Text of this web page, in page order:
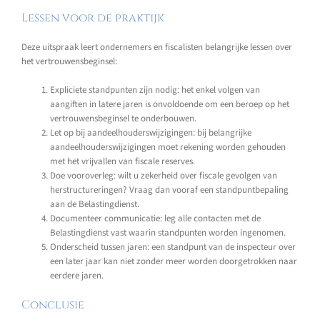
Lessen voor de praktijk
Deze uitspraak leert ondernemers en fiscalisten belangrijke lessen over
het vertrouwensbeginsel:
Expliciete standpunten zijn nodig: het enkel volgen van
aangiften in latere jaren is onvoldoende om een beroep op het
vertrouwensbeginsel te onderbouwen.
Let op bij aandeelhouderswijzigingen: bij belangrijke
aandeelhouderswijzigingen moet rekening worden gehouden
met het vrijvallen van fiscale reserves.
Doe vooroverleg: wilt u zekerheid over fiscale gevolgen van
herstructureringen? Vraag dan vooraf een standpuntbepaling
aan de Belastingdienst.
Documenteer communicatie: leg alle contacten met de
Belastingdienst vast waarin standpunten worden ingenomen.
Onderscheid tussen jaren: een standpunt van de inspecteur over
een later jaar kan niet zonder meer worden doorgetrokken naar
eerdere jaren.
Conclusie